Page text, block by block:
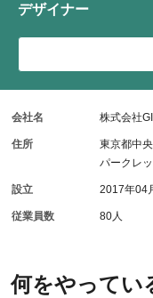
何をやってい
デザイナー
会社名 株式会社
住所
東京都中
パークレ
設立 2017年04
従業員数 80人